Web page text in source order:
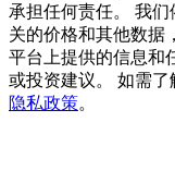
充值CASHCAT
瓜分 500000
承担任何责任。 我
关的价格和其他数据
平台上提供的信息和
或投资建议。 如需
隐私政策。